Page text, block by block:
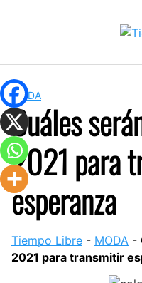
MODA
Cuáles
2021 para
esperanza
Tiempo Libre - MODA -
2021 para transmitir